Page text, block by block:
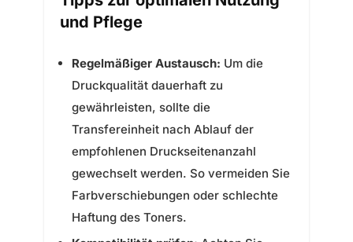
und Pflege
Regelmäßiger Austausch: Um die
Druckqualität dauerhaft zu
gewährleisten, sollte die
Transfereinheit nach Ablauf der
empfohlenen Druckseitenanzahl
gewechselt werden. So vermeiden Sie
Farbverschiebungen oder schlechte
Haftung des Toners.